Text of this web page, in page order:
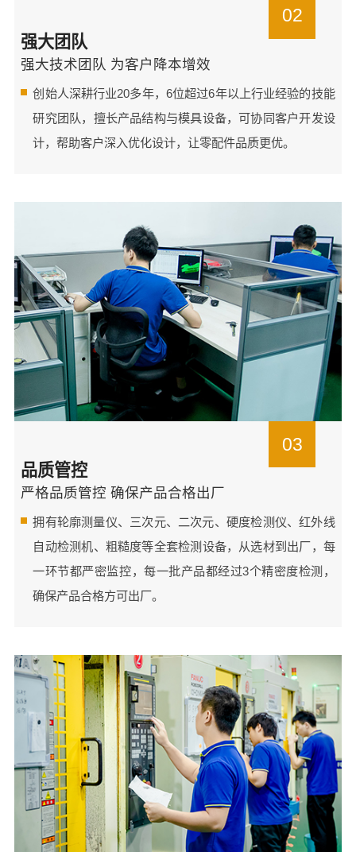
02
强大团队
强大技术团队 为客户降本增效
创始人深耕行业20多年，6位超过6年以上行业经验的技能
研究团队，擅长产品结构与模具设备，可协同客户开发设
计，帮助客户深入优化设计，让零配件品质更优。
03
品质管控
严格品质管控 确保产品合格出厂
拥有轮廓测量仪、三次元、二次元、硬度检测仪、红外线
自动检测机、粗糙度等全套检测设备，从选材到出厂，每
一环节都严密监控，每一批产品都经过3个精密度检测，
确保产品合格方可出厂。